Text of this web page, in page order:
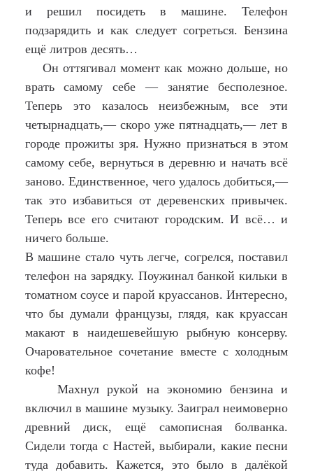
и решил посидеть в машине. Телефон
подзарядить и как следует согреться. Бензина
ещё литров десять…
Он оттягивал момент как можно дольше, но
врать самому себе — занятие бесполезное.
Теперь это казалось неизбежным, все эти
четырнадцать,— скоро уже пятнадцать,— лет в
городе прожиты зря. Нужно признаться в этом
самому себе, вернуться в деревню и начать всё
заново. Единственное, чего удалось добиться,—
так это избавиться от деревенских привычек.
Теперь все его считают городским. И всё… и
ничего больше.
В машине стало чуть легче, согрелся, поставил
телефон на зарядку. Поужинал банкой кильки в
томатном соусе и парой круассанов. Интересно,
что бы думали французы, глядя, как круассан
макают в наидешевейшую рыбную консерву.
Очаровательное сочетание вместе с холодным
кофе!
Махнул рукой на экономию бензина и
включил в машине музыку. Заиграл неимоверно
древний диск, ещё самописная болванка.
Сидели тогда с Настей, выбирали, какие песни
туда добавить. Кажется, это было в далёкой